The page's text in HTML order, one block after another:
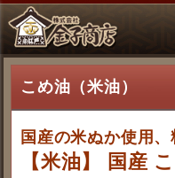
こめ油（米油）
国産の米ぬか使用
【米油】 国産